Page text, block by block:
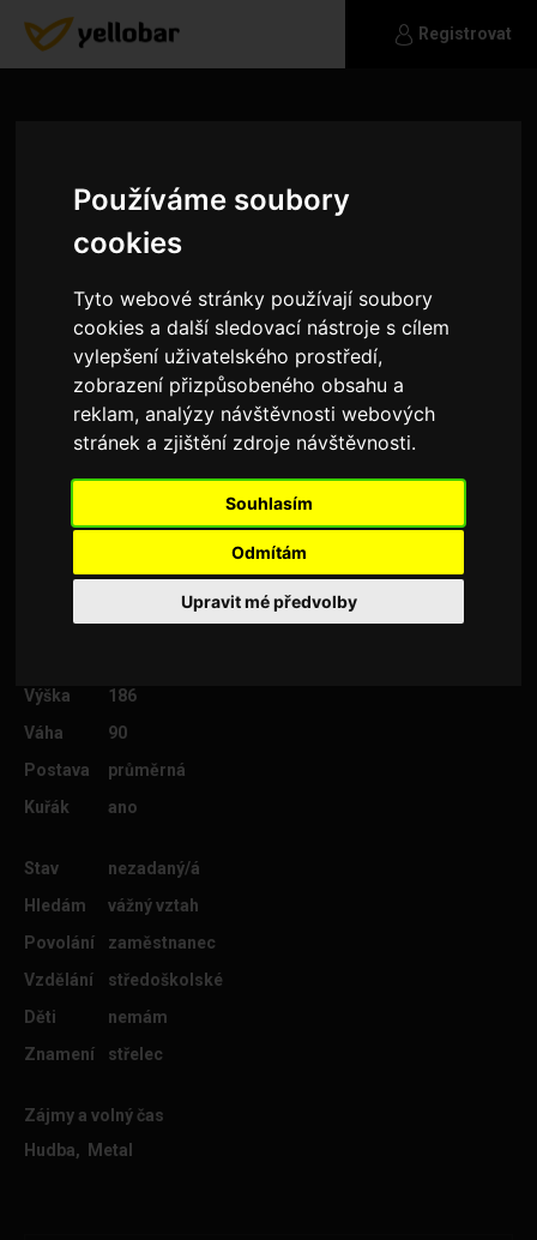
Používáme soubory
cookies
Tyto webové stránky používají soubory
cookies a další sledovací nástroje s cílem
vylepšení uživatelského prostředí,
zobrazení přizpůsobeného obsahu a
reklam, analýzy návštěvnosti webových
stránek a zjištění zdroje návštěvnosti.
Souhlasím
Odmítám
Upravit mé předvolby
Registrovat
co_ja_vim
39
Výška
186
Váha
90
Postava
průměrná
Kuřák
ano
Stav
nezadaný/á
Hledám
vážný vztah
Povolání
zaměstnanec
Vzdělání
středoškolské
Děti
nemám
Znamení
střelec
Zájmy a volný čas
Hudba, Metal